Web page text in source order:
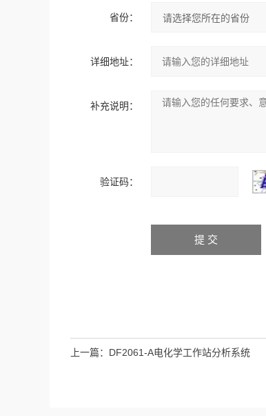
省份：
详细地址：
补充说明：
验证码：
上一篇： DF2061-A电化学工作站分析系统